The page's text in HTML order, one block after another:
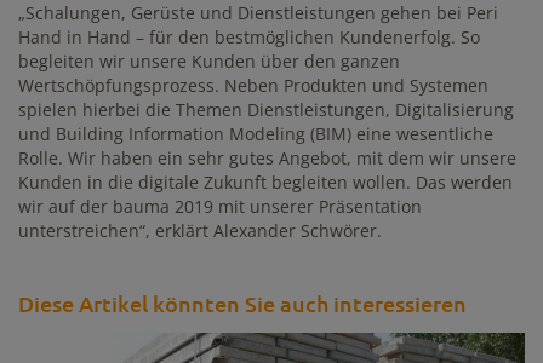
„Schalungen, Gerüste und Dienstleistungen gehen bei Peri
Hand in Hand – für den bestmöglichen Kundenerfolg. So
begleiten wir unsere Kunden über den ganzen
Wertschöpfungsprozess. Neben Produkten und Systemen
spielen hierbei die Themen Dienstleistungen, Digitalisierung
und Building Information Modeling (BIM) eine wesentliche
Rolle. Wir haben ein sehr gutes Angebot, mit dem wir unsere
Kunden in die digitale Zukunft begleiten wollen. Das werden
wir auf der bauma 2019 mit unserer Präsentation
unterstreichen“, erklärt Alexander Schwörer.
Diese Artikel könnten Sie auch interessieren